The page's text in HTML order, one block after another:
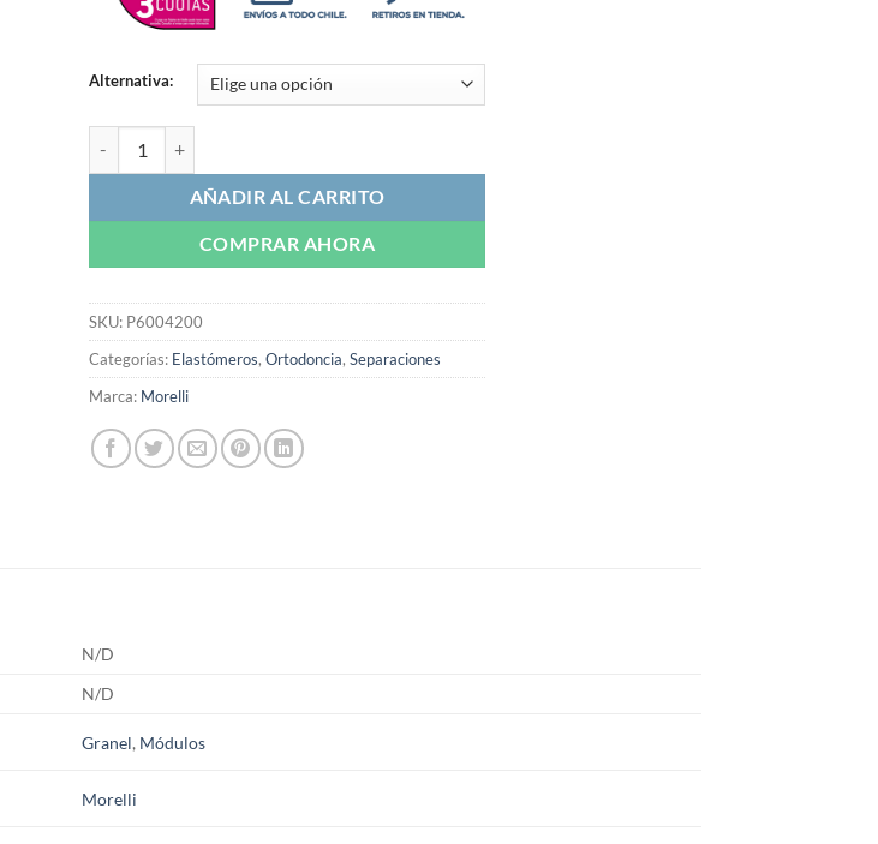
$6.600
Alternativa:
AÑADIR AL CARRITO
COMPRAR AHORA
SKU: P6004200
Categorías: Elastómeros, Ortodoncia, Separaciones
Marca: Morelli
N/D
N/D
Granel, Módulos
Morelli